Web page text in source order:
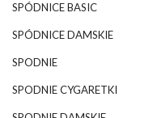
SPÓDNICE BASIC
SPÓDNICE DAMSKIE
SPODNIE
SPODNIE CYGARETKI